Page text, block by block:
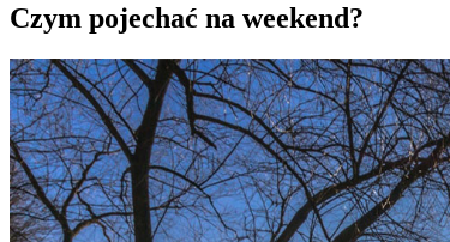
Czym pojechać na weekend?